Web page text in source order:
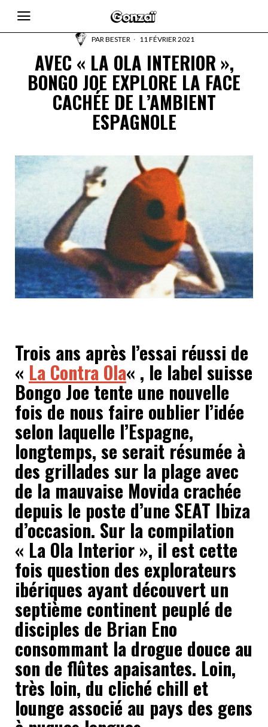
PARBESTER 11 FÉVRIER 2021
AVEC « LA OLA INTERIOR »,
BONGO JOE EXPLORE LA FACE
CACHÉE DE L’AMBIENT
ESPAGNOLE
Trois ans après l’essai réussi de
« La Contra Ola« , le label suisse
Bongo Joe tente une nouvelle
fois de nous faire oublier l’idée
selon laquelle l’Espagne,
longtemps, se serait résumée à
des grillades sur la plage avec
de la mauvaise Movida crachée
depuis le poste d’une SEAT Ibiza
d’occasion. Sur la compilation
« La Ola Interior », il est cette
fois question des explorateurs
ibériques ayant découvert un
septième continent peuplé de
disciples de Brian Eno
consommant la drogue douce au
son de flûtes apaisantes. Loin,
très loin, du cliché chill et
lounge associé au pays des gens